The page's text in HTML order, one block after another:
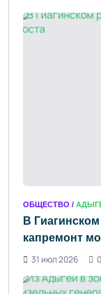
ОБЩЕСТВО /
В
капремонт
31 июл 2026
0